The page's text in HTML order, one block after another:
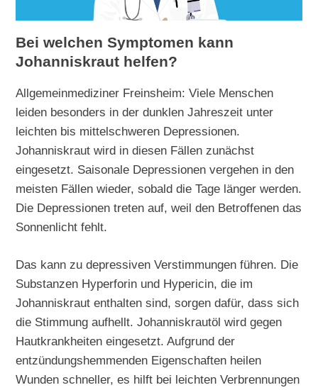
Bei welchen Symptomen kann
Johanniskraut helfen?
Allgemeinmediziner Freinsheim: Viele Menschen
leiden besonders in der dunklen Jahreszeit unter
leichten bis mittelschweren Depressionen.
Johanniskraut wird in diesen Fällen zunächst
eingesetzt. Saisonale Depressionen vergehen in den
meisten Fällen wieder, sobald die Tage länger werden.
Die Depressionen treten auf, weil den Betroffenen das
Sonnenlicht fehlt.
Das kann zu depressiven Verstimmungen führen. Die
Substanzen Hyperforin und Hypericin, die im
Johanniskraut enthalten sind, sorgen dafür, dass sich
die Stimmung aufhellt. Johanniskrautöl wird gegen
Hautkrankheiten eingesetzt. Aufgrund der
entzündungshemmenden Eigenschaften heilen
Wunden schneller, es hilft bei leichten Verbrennungen